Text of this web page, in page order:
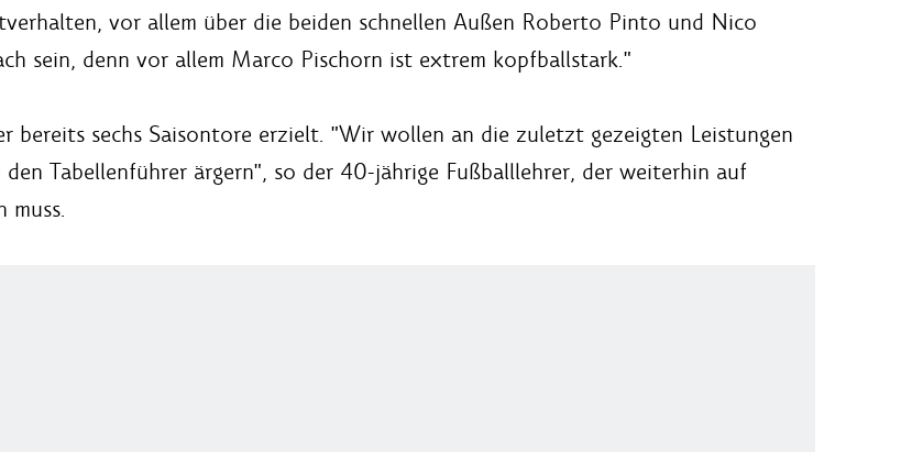
vor allem über die beiden schnellen Außen Roberto Pinto und Nico
sein, denn vor allem Marco Pischorn ist extrem kopfballstark."
bereits sechs Saisontore erzielt. "Wir wollen an die zuletzt gezeigten Leistungen
Tabellenführer ärgern", so der 40-jährige Fußballlehrer, der weiterhin auf
muss.